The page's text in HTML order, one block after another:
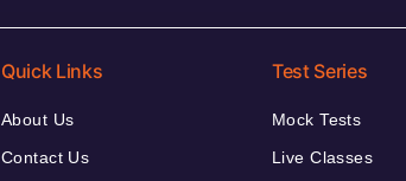
Quick Links
About Us
Contact Us
Test Series
Mock Tests
Live Classes